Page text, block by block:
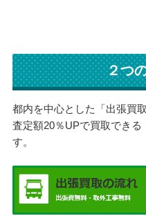
２つ
都内を中心とした「出張買
査定額20％UPで買取できる
す。